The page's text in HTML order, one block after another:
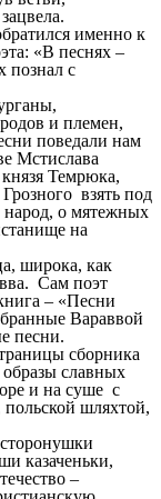
именно к
«В песнях –
познал с
и племен,
поведали нам
Мстислава
Темрюка,
взять под
о мятежных
на
широка, как
Сам поэт
– «Песни
Вараввой
песни.
сборника
славных
и на суше с
шляхтой,
–